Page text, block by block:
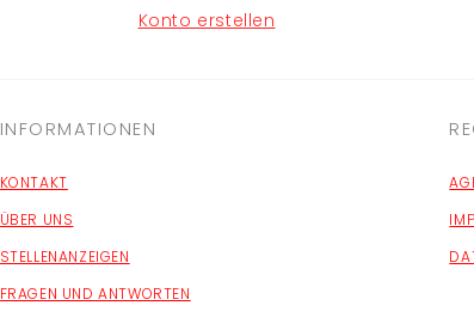
Konto erstellen
INFORMATIONEN
KONTAKT
ÜBER UNS
STELLENANZEIGEN
FRAGEN UND ANTWORTEN